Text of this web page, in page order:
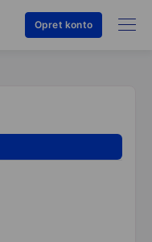
Opret konto